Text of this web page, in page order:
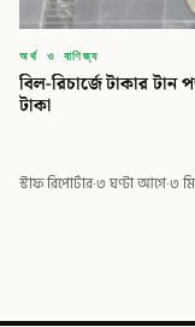
অর্থ ও বাণিজ্য
বিল-রিচার্জে টাকার
টাকা
স্টাফ রিপোর্টার·৩ ঘণ্টা আগে·৩